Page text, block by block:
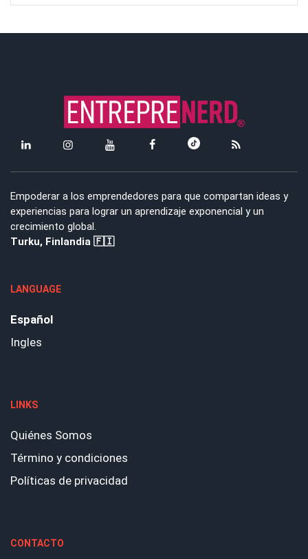
Empoderar a los emprendedores para que compartan ideas y
experiencias para lograr un aprendizaje exponencial y un
crecimiento global.
Turku, Finlandia 🇫🇮
LANGUAGE
Español
Ingles
LINKS
Quiénes Somos
Término y condiciones
Políticas de privacidad
CONTACTO